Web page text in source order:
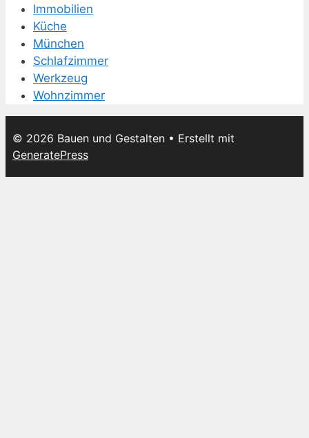
Immobilien
Küche
München
Schlafzimmer
Werkzeug
Wohnzimmer
© 2026 Bauen und Gestalten • Erstellt mit
GeneratePress